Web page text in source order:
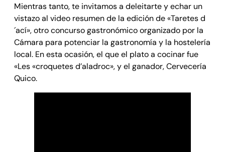
Mientras tanto, te invitamos a deleitarte y echar un
vistazo al video resumen de la edición de «Taretes d
´ací», otro concurso gastronómico organizado por la
Cámara para potenciar la gastronomía y la hostelería
local. En esta ocasión, el que el plato a cocinar fue
«Les «croquetes d’aladroc», y el ganador, Cervecería
Quico.